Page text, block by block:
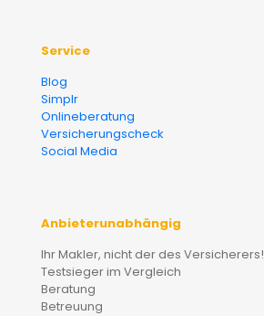
Service
Blog
Simplr
Onlineberatung
Versicherungscheck
Social Media
Anbieterunabhängig
Ihr Makler, nicht der des Versicherers!
Testsieger im Vergleich
Beratung
Betreuung